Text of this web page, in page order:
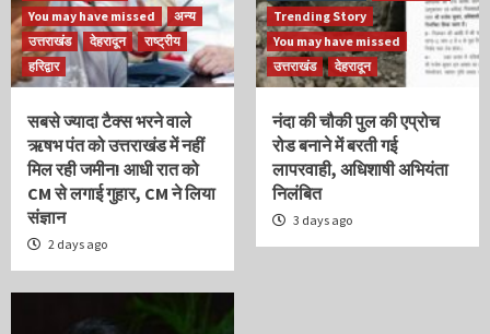
You may have missed
अन्य
उत्तराखंड
देहरादून
राष्ट्रीय
हरिद्वार
सबसे ज्यादा टैक्स भरने वाले
ऋषभ पंत को उत्तराखंड में नहीं
मिल रही जमीन! आधी रात को
CM से लगाई गुहार, CM ने लिया
संज्ञान
2 days ago
Trending Story
You may have missed
उत्तराखंड
देहरादून
नंदा की चौकी पुल की एप्रोच
रोड बनाने में बरती गई
लापरवाही, अधिशाषी अभियंता
निलंबित
3 days ago